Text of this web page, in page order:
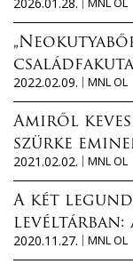
2022.02.09.
MNL OL
Amiről
szürke
2021.02.02.
MNL OL
A két
levéltárban:
2020.11.27.
MNL OL